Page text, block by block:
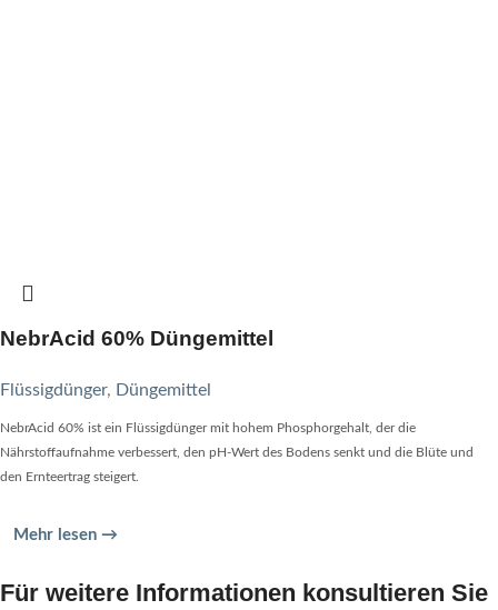
NebrAcid 60% Düngemittel
Flüssigdünger, Düngemittel
NebrAcid 60% ist ein Flüssigdünger mit hohem Phosphorgehalt, der die
Nährstoffaufnahme verbessert, den pH-Wert des Bodens senkt und die Blüte und
den Ernteertrag steigert.
Mehr lesen →
Für weitere Informationen konsultieren Sie